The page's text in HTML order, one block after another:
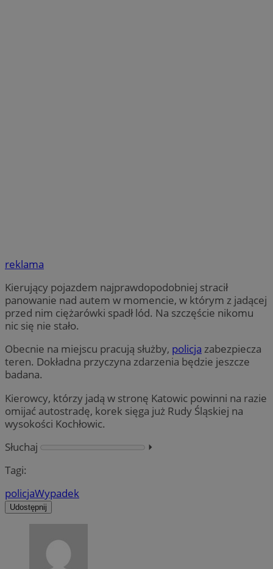
reklama
Kierujący pojazdem najprawdopodobniej stracił
panowanie nad autem w momencie, w którym z jadącej
przed nim ciężarówki spadł lód. Na szczęście nikomu
nic się nie stało.
Obecnie na miejscu pracują służby, policja zabezpiecza
teren. Dokładna przyczyna zdarzenia będzie jeszcze
badana.
Kierowcy, którzy jadą w stronę Katowic powinni na razie
omijać autostradę, korek sięga już Rudy Śląskiej na
wysokości Kochłowic.
Słuchaj
⏵︎
Tagi:
policjaWypadek
Udostępnij